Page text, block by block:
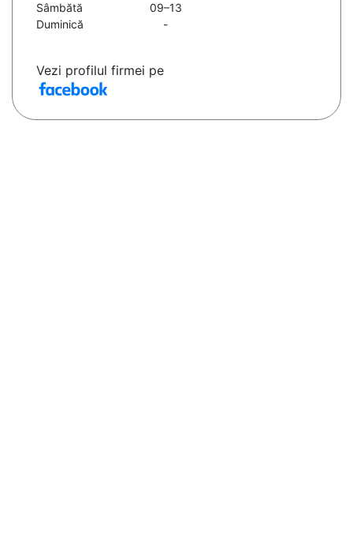
Sâmbătă
09–13
Duminică
-
Vezi profilul firmei pe